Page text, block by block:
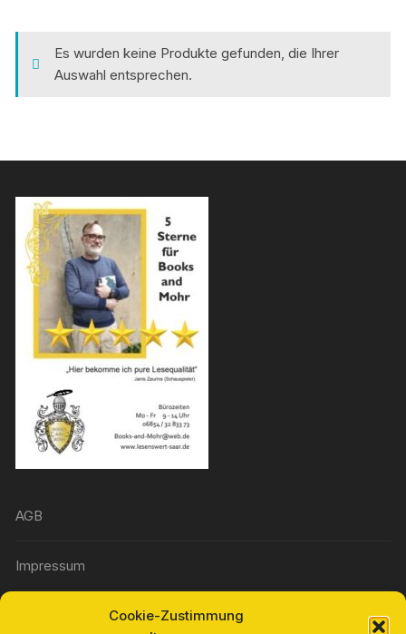
Cookie-Zustimmung
Es wurden keine Produkte gefunden, die Ihrer
Auswahl entsprechen.
AGB
Impressum
Widerrufsbelehrung